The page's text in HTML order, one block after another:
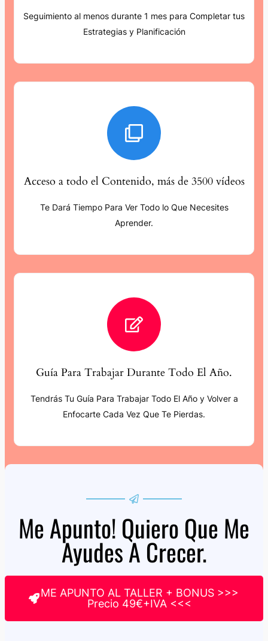
Seguimiento al menos durante 1 mes para Completar tus
Estrategias y Planificación
Acceso a todo el Contenido, más de 3500 vídeos
Te Dará Tiempo Para Ver Todo lo Que Necesites
Aprender.
Guía Para Trabajar Durante Todo El Año.
Tendrás Tu Guía Para Trabajar Todo El Año y Volver a
Enfocarte Cada Vez Que Te Pierdas.
Me Apunto! Quiero Que Me
Ayudes A Crecer.
ME APUNTO AL TALLER + BONUS >>>
Precio 49€+IVA <<<